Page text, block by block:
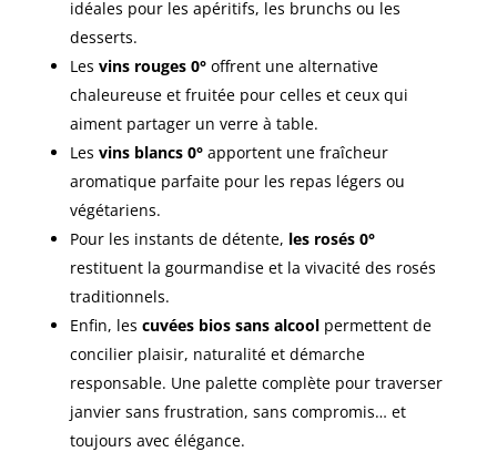
idéales pour les apéritifs, les brunchs ou les
desserts.
Les vins rouges 0°offrent une alternative
chaleureuse et fruitée pour celles et ceux qui
aiment partager un verre à table.
Les vins blancs 0°apportent une fraîcheur
aromatique parfaite pour les repas légers ou
végétariens.
Pour les instants de détente, les rosés 0°
restituent la gourmandise et la vivacité des rosés
traditionnels.
Enfin, les cuvées bios sans alcool permettent de
concilier plaisir, naturalité et démarche
responsable. Une palette complète pour traverser
janvier sans frustration, sans compromis… et
toujours avec élégance.